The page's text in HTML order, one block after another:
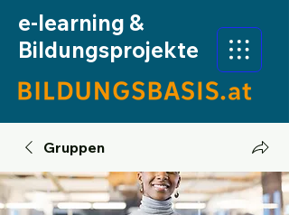
e-learning &
Bildungsprojekte
Gruppen